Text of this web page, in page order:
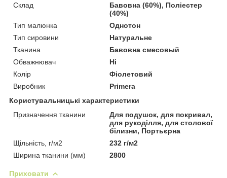
Склад
Бавовна (60%), Поліестер
(40%)
Тип малюнка
Однотон
Тип сировини
Натуральне
Тканина
Бавовна смесовый
Обважнювач
Ні
Колір
Фіолетовий
Виробник
Primera
Користувальницькі характеристики
Призначення тканини
Для подушок, для покривал,
для рукоділля, для столової
білизни, Портьєрна
Щільність, г/м2
232 г/м2
Ширина тканини (мм)
2800
Приховати